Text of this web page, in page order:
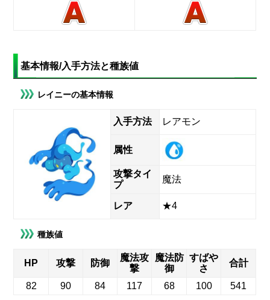
基本情報/入手方法と種族値
レイニーの基本情報
入手方法 レアモン
属性
攻撃タイ
プ
魔法
レア ★4
種族値
HP 攻撃 防御
魔法攻
撃
魔法防
御
すばや
さ
合計
82 90 84 117 68 100 541